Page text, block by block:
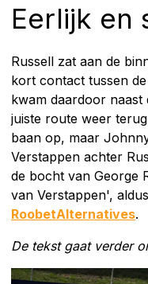
Eerlijk en
Russell zat aan de
kort contact tussen
kwam daardoor
juiste route weer
baan op, maar
Verstappen achter
de bocht van George
van Verstappen',
RoobetAlternatives.
De tekst gaat verder